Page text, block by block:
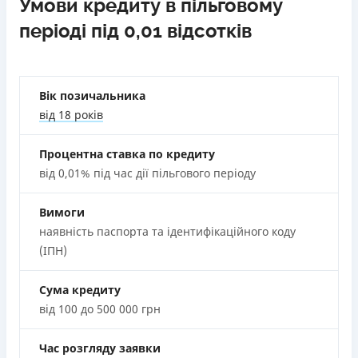
Ліцензія переоформлена 27.03.2024 р.
Вся інформація про кредит
ОТРИМАТИ ПОЗИКУ
Швидкий онлайн кредит на банківську картку без
застави та поручителів;
Верифікація BankID.
Недоліки
Нема програми лояльності для постійних клієнтів
Нема кредиту для юросіб (ФОП)
Немає цілодобової підтримки
Telegram, Facebook
Онлайн (через сайт або інтернет-банкінг)
Через термінали Приватбанку
Умови кредиту в пільговому
періоді під 0,01 відсотків
Вік позичальника
від 18 років
Процентна ставка по кредиту
від 0,01% під час дії пільгового періоду
Вимоги
наявність паспорта та ідентифікаційного коду
(ІПН)
Сума кредиту
від 100 до 500 000 грн
Час розгляду заявки